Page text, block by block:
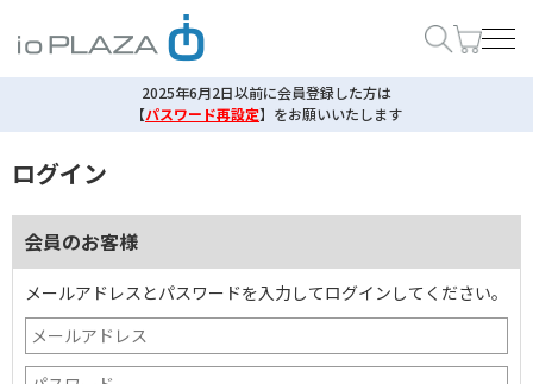
2025年6月2日以前に会員登録した方は
【パスワード再設定】 をお願いいたします
ログイン
会員のお客様
メールアドレスとパスワードを入力してログインしてください。